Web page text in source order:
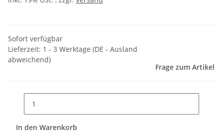
Sofort verfügbar
Lieferzeit: 1 - 3 Werktage (DE - Ausland
abweichend)
Frage zum Artikel
In den Warenkorb